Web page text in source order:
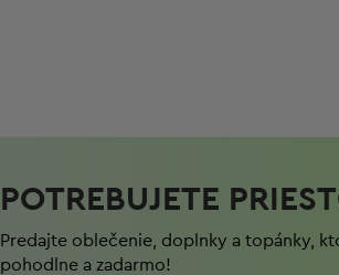
POTREBUJETE
Predajte oblečenie, doplnky a topánky,
pohodlnе a zadarmo!